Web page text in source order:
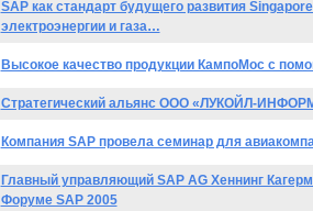
SAP как стандарт будущего развития
электроэнергии и газа…
Высокое качество продукции КампоМос с
Стратегический альянс ООО «ЛУКОЙЛ-
Компания SAP провела семинар для
Главный управляющий SAP AG Хеннинг
Форуме SAP 2005